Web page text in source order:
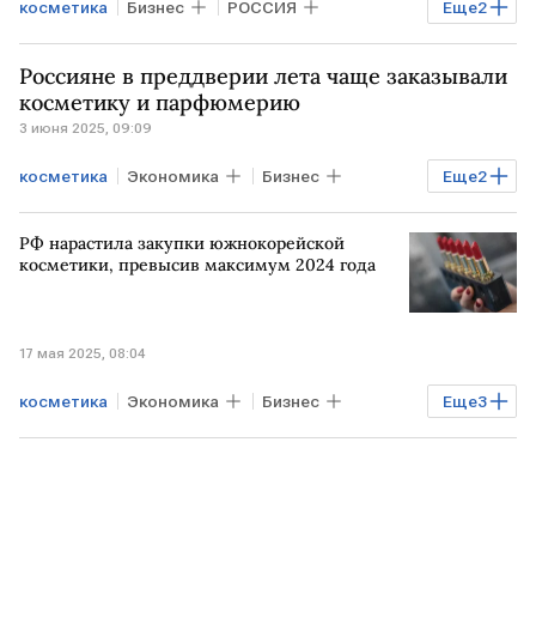
Еще2
косметика Бизнес РОССИЯ
Natura Siberica молодежь
Россияне в преддверии лета чаще заказывали
косметику и парфюмерию
3 июня 2025, 09:09
Еще2
косметика Экономика Бизнес
РОССИЯ парфюмерия
РФ нарастила закупки южнокорейской
косметики, превысив максимум 2024 года
17 мая 2025, 08:04
Еще3
косметика Экономика Бизнес
Мировая экономика ЮЖНАЯ КОРЕЯ